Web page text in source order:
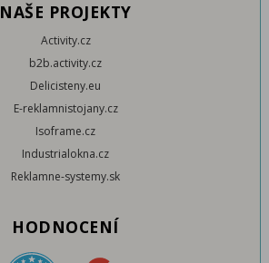
NAŠE PROJEKTY
Activity.cz
b2b.activity.cz
Delicisteny.eu
E-reklamnistojany.cz
Isoframe.cz
Industrialokna.cz
Reklamne-systemy.sk
HODNOCENÍ